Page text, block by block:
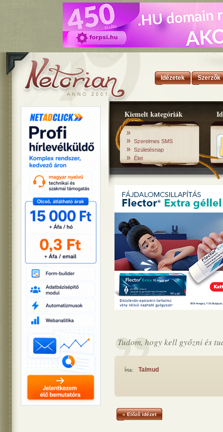
Idézetek Szerzők
Kiemelt kategóriák
»
» Szerelmes SMS
» Születésnap
» Élet
Tudom, hogy kell győzni és
Írta: Talmud
« Előző idézet